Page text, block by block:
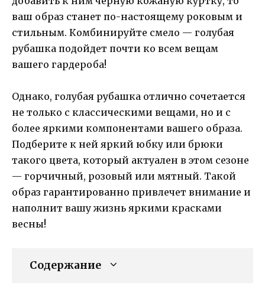
ваш образ станет по-настоящему роковым и
стильным. Комбинируйте смело — голубая
рубашка подойдет почти ко всем вещам
вашего гардероба!
Однако, голубая рубашка отлично сочетается
не только с классическими вещами, но и с
более яркими компонентами вашего образа.
Подберите к ней яркий юбку или брюки
такого цвета, который актуален в этом сезоне
— горчичный, розовый или мятный. Такой
образ гарантированно привлечет внимание и
наполнит вашу жизнь яркими красками
весны!
Содержание